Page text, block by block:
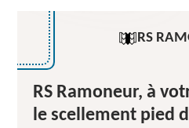
RS
RS Ramoneur, à
le scellement pied